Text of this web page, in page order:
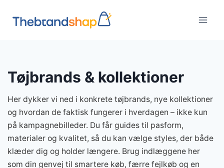
indhold
Tøjbrands & kollektioner
Her dykker vi ned i konkrete tøjbrands, nye kollektioner
og hvordan de faktisk fungerer i hverdagen – ikke kun
på kampagnebilleder. Du får guides til pasform,
materialer og kvalitet, så du kan vælge styles, der både
klæder dig og holder længere. Brug indlæggene her
som din genvej til smartere køb, færre fejlkøb og en